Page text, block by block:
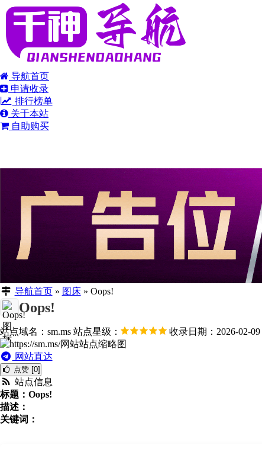
导航首页
申请收录
排行榜单
关于本站
自助购买
导航首页» 图床» Oops!
Oops!
站点域名：sm.ms 站点星级： 收录日期：2026-02-09
网站直达
点赞 [0]
站点信息
标题：Oops!
描述：
关键词：